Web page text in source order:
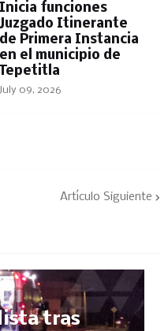
Inicia funciones
Juzgado Itinerante
de Primera Instancia
en el municipio de
Tepetitla
July 09, 2026
Artículo Siguiente
tras